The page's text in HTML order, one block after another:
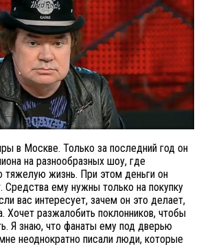
в Москве. Только за последний год он
на разнообразных шоу, где
тяжелую жизнь. При этом деньги он
Средства ему нужны только на покупку
вас интересует, зачем он это делает,
Хочет разжалобить поклонников, чтобы
Я знаю, что фанаты ему под дверью
неоднократно писали люди, которые